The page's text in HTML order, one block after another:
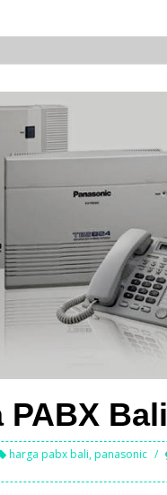
PABX Bali
harga pabx bali,panasonic